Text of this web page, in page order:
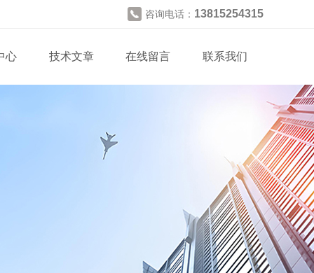
咨询电话： 13815254315
心 技术文章 在线留言 联系我们